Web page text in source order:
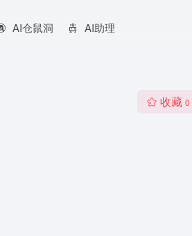
AI仓鼠洞 AI助理
收藏 0